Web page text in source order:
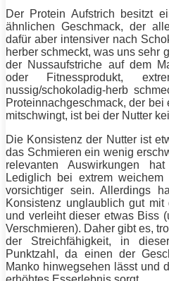
Der Protein Aufstrich besitzt
ähnlichen Geschmack, der
dafür aber intensiver nach
herber schmeckt, was uns sehr
der Nussaufstriche auf dem
oder Fitnessprodukt,
nussig/schokoladig-herb
Proteinnachgeschmack, der
mitschwingt, ist bei der Nutter
Die Konsistenz der Nutter ist
das Schmieren ein wenig
relevanten Auswirkungen
Lediglich bei extrem
vorsichtiger sein. Allerdings
Konsistenz unglaublich gut
und verleiht dieser etwas Biss
Verschmieren). Daher gibt es,
der Streichfähigkeit, in
Punktzahl, da einen der
Manko hinwegsehen lässt und